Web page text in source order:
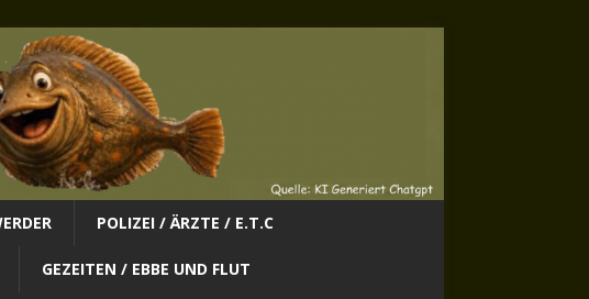
POLIZEI / ÄRZTE / E.T.C
GEZEITEN / EBBE UND FLUT